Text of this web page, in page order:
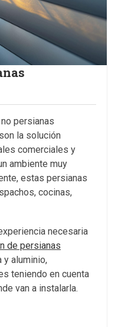
de los elementos de
en el diseño
persianas
la solución
comerciales y
ambiente muy
estas persianas
cocinas,
necesaria
de persianas
y aluminio,
teniendo en cuenta
van a instalarla.